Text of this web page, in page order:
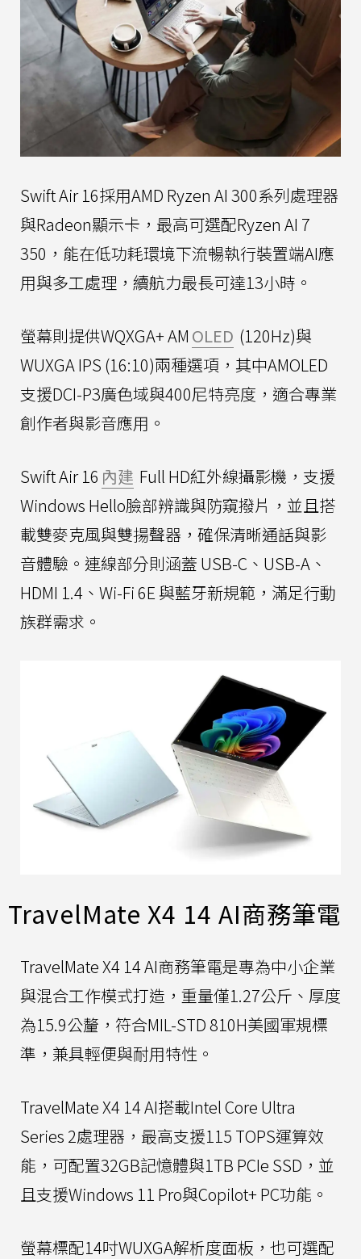
Swift Air 16採用AMD Ryzen AI 300系列處理器
與Radeon顯示卡，最高可選配Ryzen AI 7
350，能在低功耗環境下流暢執行裝置端AI應
用與多工處理，續航力最長可達13小時。
螢幕則提供WQXGA+ AM OLED (120Hz)與
WUXGA IPS (16:10)兩種選項，其中AMOLED
支援DCI-P3廣色域與400尼特亮度，適合專業
創作者與影音應用。
Swift Air 16 內建 Full HD紅外線攝影機，支援
Windows Hello臉部辨識與防窺撥片，並且搭
載雙麥克風與雙揚聲器，確保清晰通話與影
音體驗。連線部分則涵蓋 USB-C、USB-A、
HDMI 1.4、Wi-Fi 6E 與藍牙新規範，滿足行動
族群需求。
TravelMate X4 14 AI商務筆電
TravelMate X4 14 AI商務筆電是專為中小企業
與混合工作模式打造，重量僅1.27公斤、厚度
為15.9公釐，符合MIL-STD 810H美國軍規標
準，兼具輕便與耐用特性。
TravelMate X4 14 AI搭載Intel Core Ultra
Series 2處理器，最高支援115 TOPS運算效
能，可配置32GB記憶體與1TB PCIe SSD，並
且支援Windows 11 Pro與Copilot+ PC功能。
螢幕標配14吋WUXGA解析度面板，也可選配